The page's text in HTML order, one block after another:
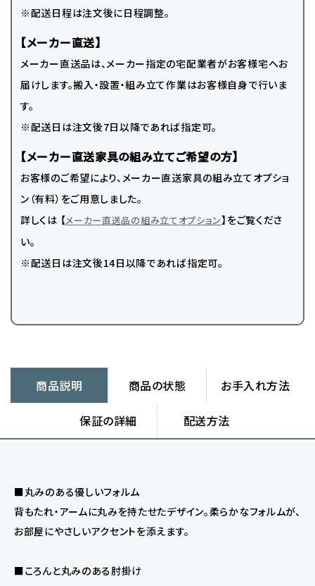
※配送日程は注文後に日程調整。
【メーカー直送】
メーカー直送品は、メーカー指定の宅配業者がお客様宅へお
届けします。搬入・設置・組み立て作業はお客様自身で行いま
す。
※配送日は注文後7日以降であれば指定可。
【メーカー直送家具の組み立てご希望の方】
お客様のご希望により、メーカー直送家具の組み立てオプショ
ン（有料）をご用意しました。
詳しくは 【メーカー直送品の組み立てオプション】をご覧くださ
い。
※配送日は注文後14日以降であれば指定可。
商品説明 商品の状態 お手入れ方法
保証の詳細 配送方法
■丸みのある優しいフォルム
背もたれ・アームに丸みを持たせたデザイン。柔らかなフォルムが、
お部屋にやさしいアクセントを添えます。
■ころんと丸みのある肘掛け